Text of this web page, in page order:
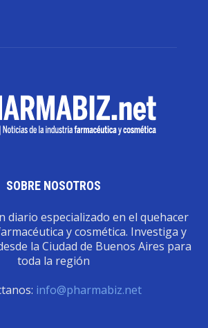
SOBRE NOSOTROS
diario especializado en el quehacer
y cosmética. Investiga y
la Ciudad de Buenos Aires para
toda la región
info@pharmabiz.net